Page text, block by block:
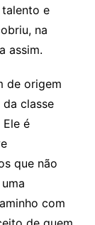
e
na
assim.
de origem
classe
é
que não
com